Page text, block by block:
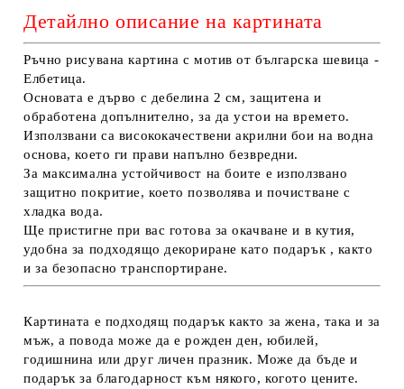
Детайлно описание на картината
Ръчно рисувана картина с мотив от българска шевица -
Елбетица.
Основата е дърво с дебелина 2 см, защитена и
обработена допълнително, за да устои на времето.
Използвани са висококачествени акрилни бои на водна
основа, което ги прави напълно безвредни.
За максимална устойчивост на боите е използвано
защитно покритие, което позволява и почистване с
хладка вода.
Ще пристигне при вас готова за окачване и в кутия,
удобна за подходящо декориране като подарък , както
и за безопасно транспортиране.
Картината е подходящ подарък както за жена, така и за
мъж, а повода може да е рожден ден, юбилей,
годишнина или друг личен празник. Може да бъде и
подарък за благодарност към някого, когото цените.